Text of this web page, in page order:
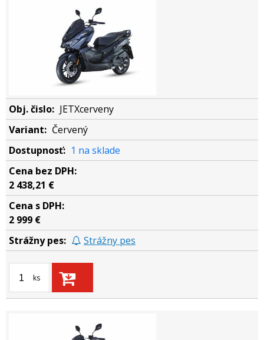
JETXcerveny
Červený
1 na sklade
2 438,21 €
2 999 €
Strážny pes
ks